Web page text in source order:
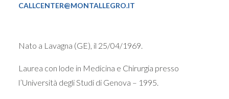
CALLCENTER@MONTALLEGRO.IT
Nato a Lavagna (GE), il 25/04/1969.
Laurea con lode in Medicina e Chirurgia presso
l’Università degli Studi di Genova – 1995.